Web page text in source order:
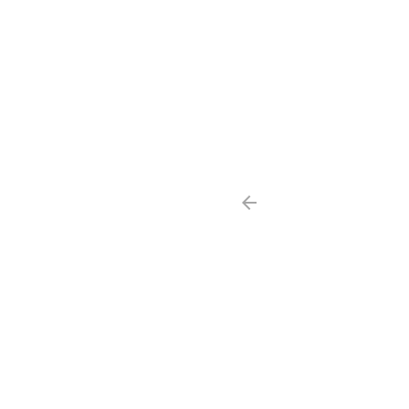
arrow_backward